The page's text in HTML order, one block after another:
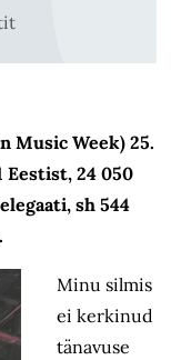
Music Week) 25.
Eestist, 24 050
sh 544
Minu silmis
ei kerkinud
tänavuse